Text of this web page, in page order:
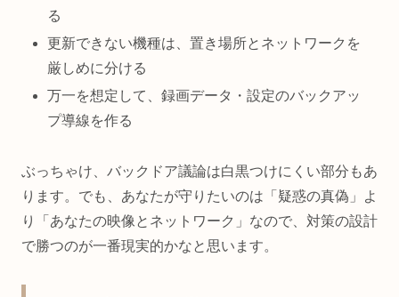
る
更新できない機種は、置き場所とネットワークを
厳しめに分ける
万一を想定して、録画データ・設定のバックアッ
プ導線を作る
ぶっちゃけ、バックドア議論は白黒つけにくい部分もあ
ります。でも、あなたが守りたいのは「疑惑の真偽」よ
り「あなたの映像とネットワーク」なので、対策の設計
で勝つのが一番現実的かなと思います。